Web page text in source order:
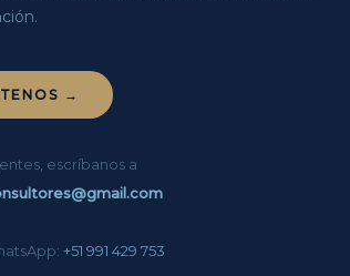
→
escríbanos a
+51 991 429 753